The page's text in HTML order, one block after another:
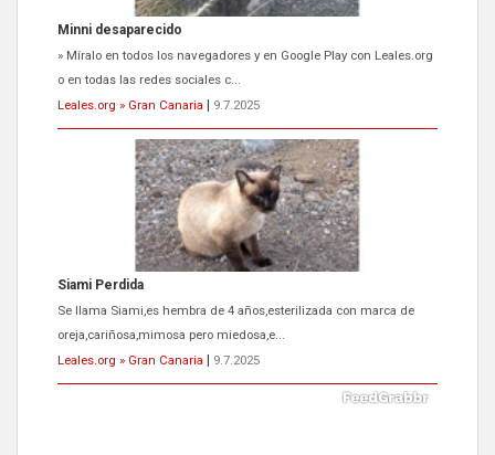
Siami Perdida
Se llama Siami,es hembra de 4 años,esterilizada con marca de
oreja,cariñosa,mimosa pero miedosa,e...
Leales.org » Gran Canaria
9.7.2025
ADOPCIÓN URGENTE GATA TEROR GRAN CANARIA
El ayuntamiento se va a llevar a Los Gatos callejeros de la zona los
próximos días, ella incluida...
Leales.org » Gran Canaria
9.7.2025